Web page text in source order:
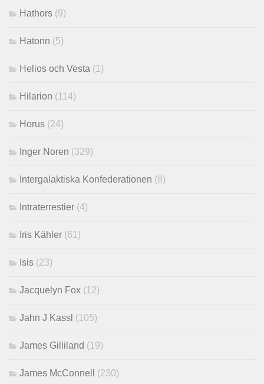
Hathors (9)
Hatonn (5)
Helios och Vesta (1)
Hilarion (114)
Horus (24)
Inger Noren (329)
Intergalaktiska Konfederationen (8)
Intraterrestier (4)
Iris Kähler (61)
Isis (23)
Jacquelyn Fox (12)
Jahn J Kassl (105)
James Gilliland (19)
James McConnell (230)